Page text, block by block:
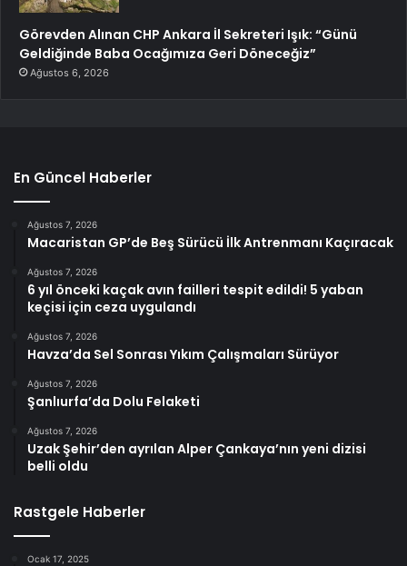
Görevden Alınan CHP Ankara İl Sekreteri Işık: “Günü
Geldiğinde Baba Ocağımıza Geri Döneceğiz”
Ağustos 6, 2026
En Güncel Haberler
Ağustos 7, 2026
Macaristan GP’de Beş Sürücü İlk Antrenmanı Kaçıracak
Ağustos 7, 2026
6 yıl önceki kaçak avın failleri tespit edildi! 5 yaban
keçisi için ceza uygulandı
Ağustos 7, 2026
Havza’da Sel Sonrası Yıkım Çalışmaları Sürüyor
Ağustos 7, 2026
Şanlıurfa’da Dolu Felaketi
Ağustos 7, 2026
Uzak Şehir’den ayrılan Alper Çankaya’nın yeni dizisi
belli oldu
Rastgele Haberler
Ocak 17, 2025